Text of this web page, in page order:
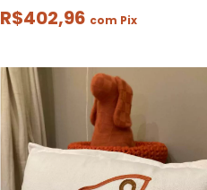
R$402,96 com Pix